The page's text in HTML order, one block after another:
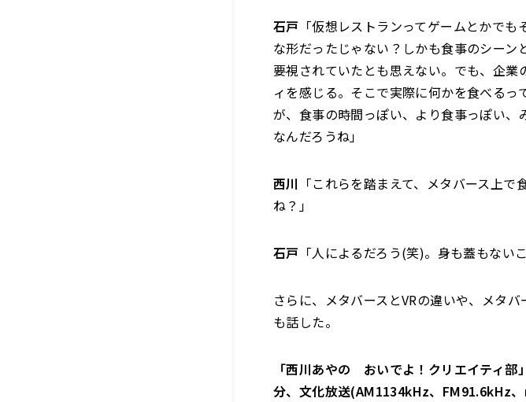
石戸 「仮想レストランってゲームとかで
な形だったじゃない？しかも食事のシー
要視されていたとも思えない。でも、企
ィを感じる。そこで実際に何かを食べる
が、食事の時間っぽい、より食事っぽい
なんだろうね」
西川 「これらを踏まえて、メタバース上
ね？」
石戸 「人によるだろう(笑)。身も蓋もない
さらに、メタバースとVRの違いや、メタ
も話した。
「西川あやの おいでよ！クリエイティ
分、文化放送(AM1134kHz、FM91.6kHz